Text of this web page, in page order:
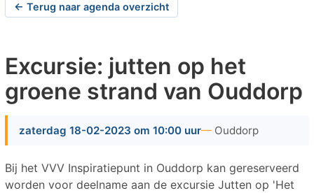
← Terug naar agenda overzicht
Excursie: jutten op het
groene strand van Ouddorp
zaterdag 18-02-2023 om 10:00 uur Ouddorp
Bij het VVV Inspiratiepunt in Ouddorp kan gereserveerd
worden voor deelname aan de excursie Jutten op 'Het